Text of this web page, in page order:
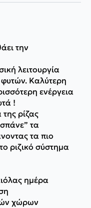
την
λειτουργία
φυτών. Καλύτερη
ενέργεια
!
της ρίζας
τα
τα πιο
ριζικό σύστημα
ημέρα
χώρων